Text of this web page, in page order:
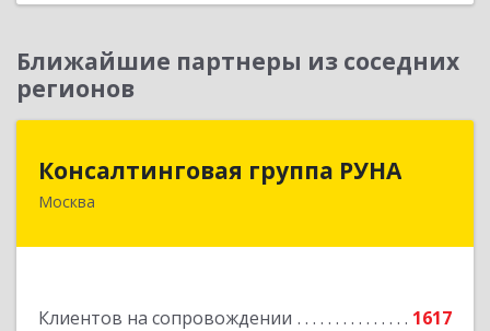
Ближайшие партнеры из соседних
регионов
Консалтинговая группа РУНА
Москва
Клиентов на сопровождении
1617
117218, Москва г, Кржижановского ул, дом №